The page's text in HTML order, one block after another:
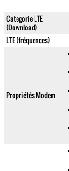
Categorie LTE
(Download)
LTE (fréquences)
Propriétés Modem